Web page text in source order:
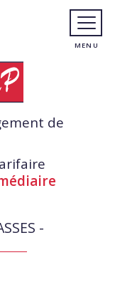
de
-